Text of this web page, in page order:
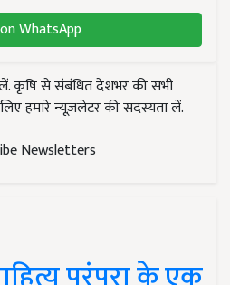
WhatsApp
कृषि से संबंधित देशभर की सभी
हमारे न्यूज़लेटर की सदस्यता लें.
Newsletters